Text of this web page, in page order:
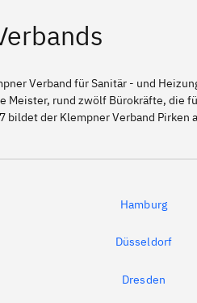
Verband für Sanitär - und
Meister, rund zwölf Bürokräfte, die
bildet der Klempner Verband Pirken
Hamburg
Düsseldorf
Dresden